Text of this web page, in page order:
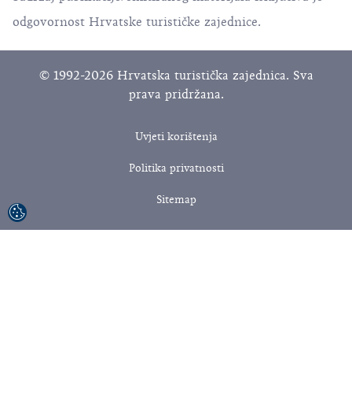
odgovornost Hrvatske turističke zajednice.
© 1992-2026 Hrvatska turistička zajednica. Sva
prava pridržana.
Uvjeti korištenja
Politika privatnosti
Sitemap